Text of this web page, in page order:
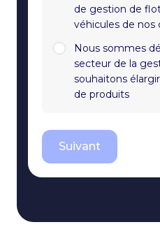
de gestion de
véhicules de nos
Nous sommes
secteur de la
souhaitons
de produits
Suivant